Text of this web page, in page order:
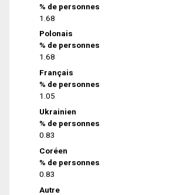
% de personnes
1.68
Polonais
% de personnes
1.68
Français
% de personnes
1.05
Ukrainien
% de personnes
0.83
Coréen
% de personnes
0.83
Autre